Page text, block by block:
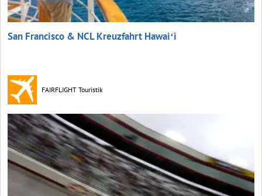
San Francisco & NCL Kreuzfahrt Hawaiʻi
FAIRFLIGHT Touristik